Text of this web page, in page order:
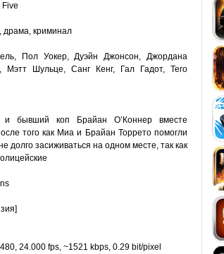
Five
драма, криминал
Пол Уокер, Дуэйн Джонсон, Джордана
Мэтт Шульце, Санг Кенг, Гал Гадот, Тего
и бывший коп Брайан О’Коннер вместе
того как Миа и Брайан Торрето помогли
долго засиживаться на одном месте, так как
24.000 fps, ~1521 kbps, 0.29 bit/pixel